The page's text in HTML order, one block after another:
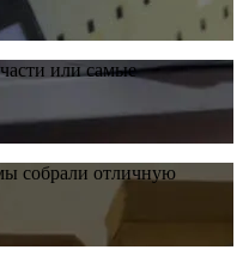
или самые
собрали отличную